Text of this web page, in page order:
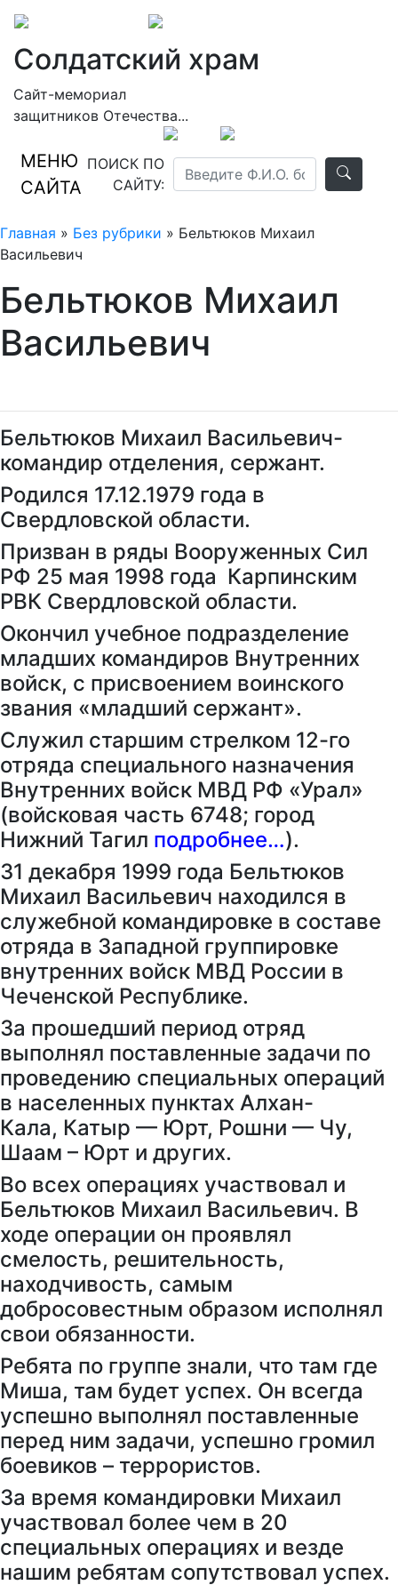
Солдатский храм
Сайт-мемориал
защитников Отечества...
МЕНЮ
САЙТА
ПОИСК ПО
САЙТУ:
Главная » Без рубрики » Бельтюков Михаил
Васильевич
Бельтюков Михаил
Васильевич
Бельтюков Михаил Васильевич-
командир отделения, сержант.
Родился 17.12.1979 года в
Свердловской области.
Призван в ряды Вооруженных Сил
РФ 25 мая 1998 года Карпинским
РВК Свердловской области.
Окончил учебное подразделение
младших командиров Внутренних
войск, с присвоением воинского
звания «младший сержант».
Служил старшим стрелком 12-го
отряда специального назначения
Внутренних войск МВД РФ «Урал»
(войсковая часть 6748; город
Нижний Тагил подробнее…).
31 декабря 1999 года Бельтюков
Михаил Васильевич находился в
служебной командировке в составе
отряда в Западной группировке
внутренних войск МВД России в
Чеченской Республике.
За прошедший период отряд
выполнял поставленные задачи по
проведению специальных операций
в населенных пунктах Алхан-
Кала, Катыр — Юрт, Рошни — Чу,
Шаам – Юрт и других.
Во всех операциях участвовал и
Бельтюков Михаил Васильевич. В
ходе операции он проявлял
смелость, решительность,
находчивость, самым
добросовестным образом исполнял
свои обязанности.
Ребята по группе знали, что там где
Миша, там будет успех. Он всегда
успешно выполнял поставленные
перед ним задачи, успешно громил
боевиков – террористов.
За время командировки Михаил
участвовал более чем в 20
специальных операциях и везде
нашим ребятам сопутствовал успех.